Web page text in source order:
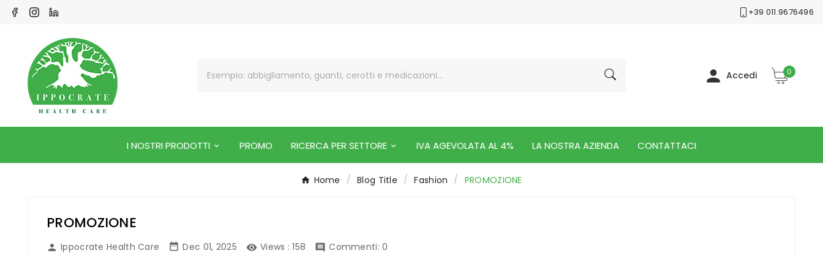
+39 011.9676496
 Accedi 0
I NOSTRI PRODOTTI PROMO RICERCA PER SETTORE IVA AGEVOLATA AL 4% LA NOSTRA AZIENDA CONTATTACI
Home Blog Title Fashion PROMOZIONE
PROMOZIONE
 Ippocrate Health Care  Dec 01, 2025  Views : 158  Commenti: 0